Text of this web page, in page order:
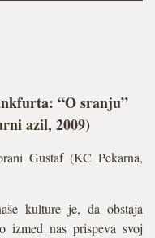
“O sranju”
azil, 2009)
Gustaf (KC Pekarna,
kulture je, da obstaja
izmed nas prispeva svoj